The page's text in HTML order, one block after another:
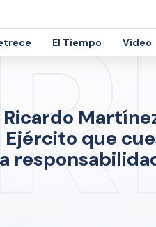
El Tiempo Video
que